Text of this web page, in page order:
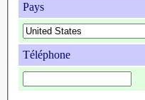
Pays
Téléphone